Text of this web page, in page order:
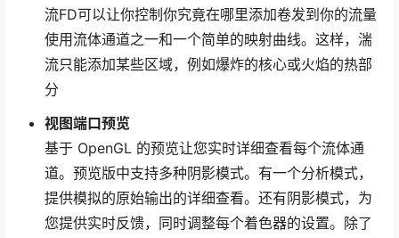
流FD可以让你控制你究竟在哪里添加卷发到你的流量
使用流体通道之一和一个简单的映射曲线。这样，湍
流只能添加某些区域，例如爆炸的核心或火焰的热部
分
视图端口预览
基于 OpenGL 的预览让您实时详细查看每个流体通
道。预览版中支持多种阴影模式。有一个分析模式，
提供模拟的原始输出的详细查看。还有阴影模式，为
您提供实时反馈，同时调整每个着色器的设置。除了